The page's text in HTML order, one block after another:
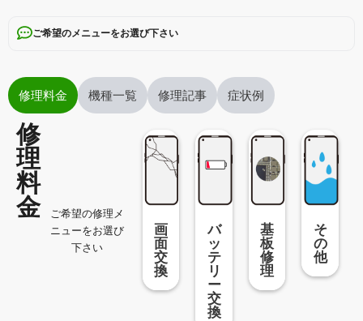
ご希望のメニューをお選び下さい
修理料金 機種一覧 修理記事 症状例
修
理
料
金
ご希望の修理メ
ニューをお選び
下さい
画
面
交
換
バ
ッ
テ
リ
ー
交
換
基
板
修
理
そ
の
他